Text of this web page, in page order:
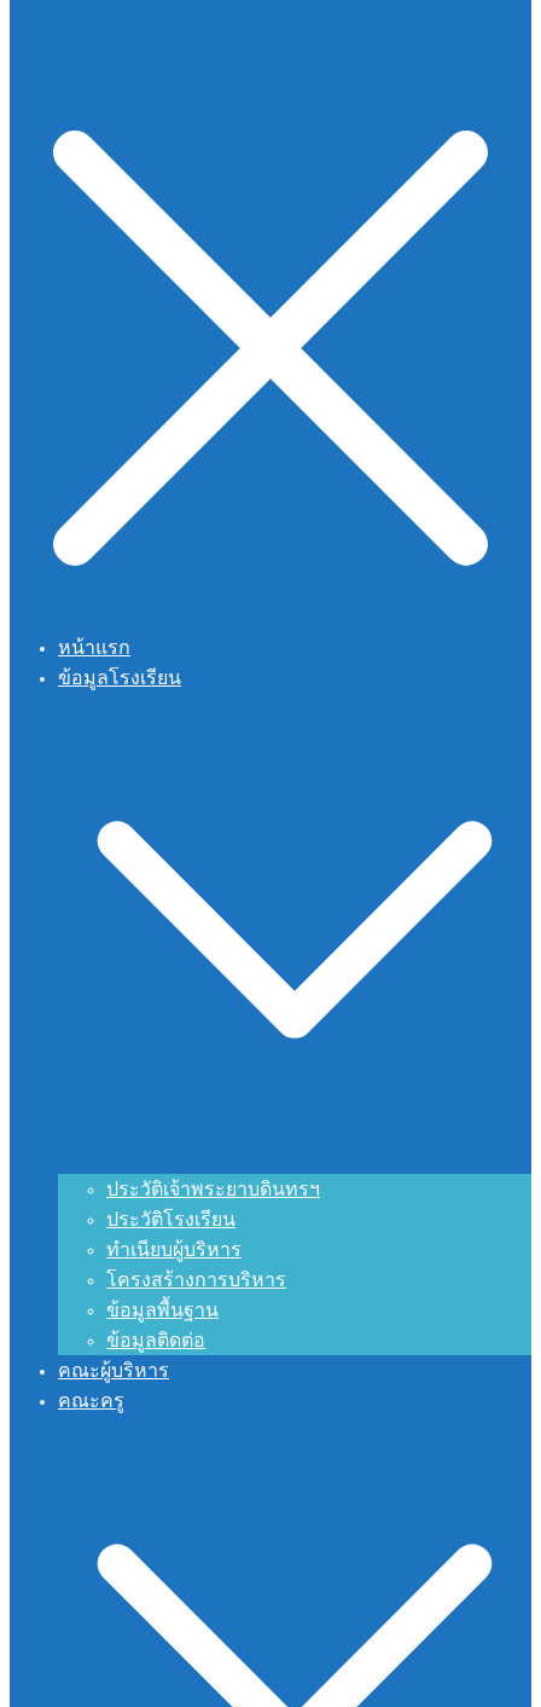
หน้าแรก
ข้อมูลโรงเรียน
ประวัติเจ้าพระยาบดินทรฯ
ประวัติโรงเรียน
ทำเนียบผู้บริหาร
โครงสร้างการบริหาร
ข้อมูลพื้นฐาน
ข้อมูลติดต่อ
คณะผู้บริหาร
คณะครู